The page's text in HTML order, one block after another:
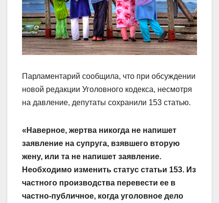
Парламентарий сообщила, что при обсуждении
новой редакции Уголовного кодекса, несмотря
на давление, депутаты сохранили 153 статью.
«Наверное, жертва никогда не напишет
заявление на супруга, взявшего вторую
жену, или та не напишет заявление.
Необходимо изменить статус статьи 153. Из
частного производства перевести ее в
частно-публичное, когда уголовное дело